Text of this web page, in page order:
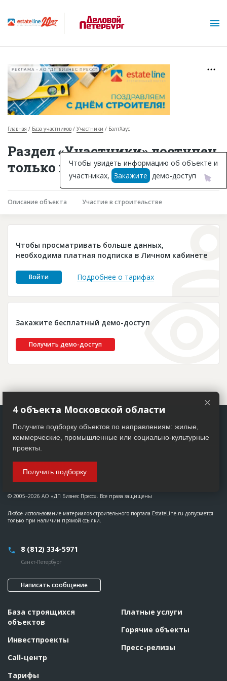
Горячие объекты
База строящихся объектов
Инвестпроекты
Глоссарий
Платные услуги
Пресс-релизы
РЕКЛАМА • АО "ДП БИЗНЕС ПРЕСС"
Главная База участников Участники БалтХаус
Раздел «Участники» доступен
только подписчикам
Описание объекта Участие в строительстве
Чтобы просматривать больше данных,
необходима платная подписка в Личном кабинете
Войти Подробнее о тарифах
Закажите бесплатный демо-доступ
Получить демо-доступ
Чтобы увидеть информацию об объекте и
участниках, Закажите демо-доступ
© 2005–2026 АО «ДП Бизнес Пресс». Все права защищены
Любое использование материалов строительного портала EstateLine.ru допускается
только при наличии прямой ссылки.
8 (812) 334-5971
Санкт-Петербург
Написать сообщение
База строящихся
объектов
Инвестпроекты
Call-центр
Тарифы
Платные услуги
Горячие объекты
Пресс-релизы
×
4 объекта Московской области
Получите подборку объектов по направлениям: жилые,
коммерческие, промышленные или социально-культурные
проекты.
Получить подборку